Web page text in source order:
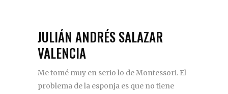
JULIÁN ANDRÉS SALAZAR
VALENCIA
Me tomé muy en serio lo de Montessori. El
problema de la esponja es que no tiene